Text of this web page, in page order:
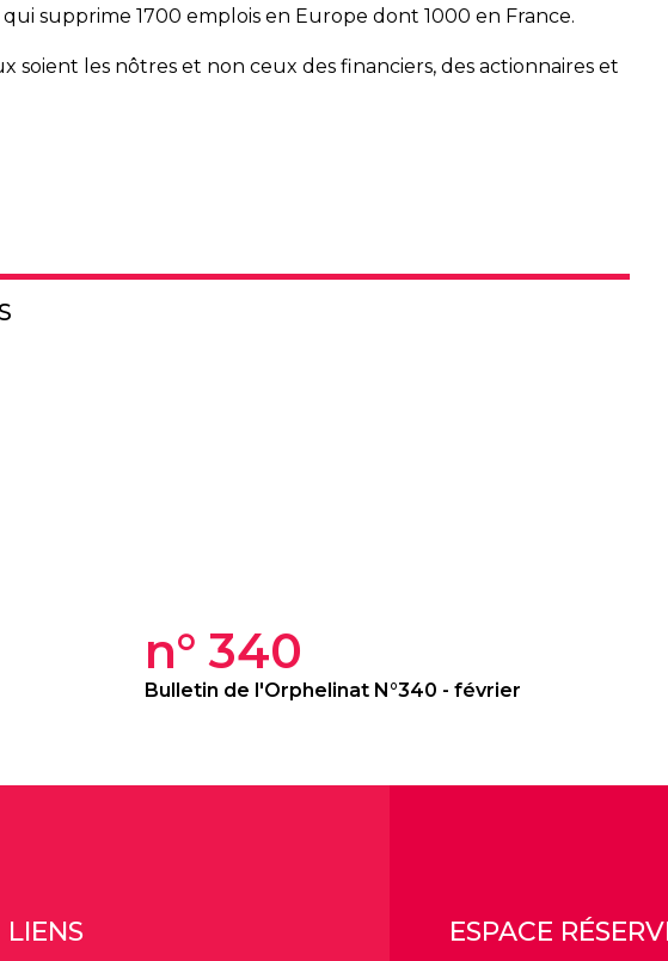
supprime 1700 emplois en Europe dont 1000 en France.
soient les nôtres et non ceux des financiers, des actionnaires et
n° 340
Bulletin de l'Orphelinat N°340 - février
LIENS ESPACE